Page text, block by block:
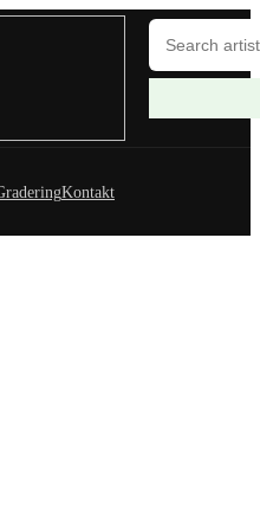
Kontakt